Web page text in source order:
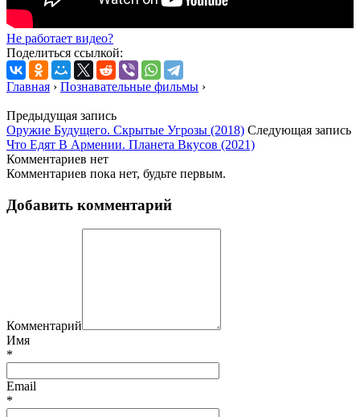
Не работает видео?
Поделиться ссылкой:
Главная › Познавательные фильмы ›
Предыдущая запись
Оружие Будущего. Скрытые Угрозы (2018) Следующая запись
Что Едят В Армении. Планета Вкусов (2021)
Комментариев нет
Комментариев пока нет, будьте первым.
Добавить комментарий
Комментарий
Имя
*
Email
*